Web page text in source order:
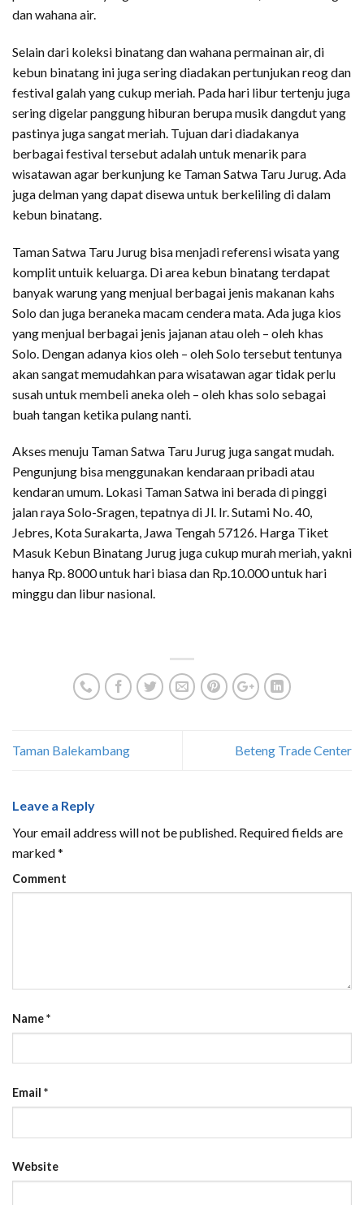
permainan anak yang terdiri dari kereta mini, kolam renang
Selain dari koleksi binatang dan wahana permainan air, di
kebun binatang ini juga sering diadakan pertunjukan reog dan
festival galah yang cukup meriah. Pada hari libur tertenju juga
sering digelar panggung hiburan berupa musik dangdut yang
pastinya juga sangat meriah. Tujuan dari diadakanya
berbagai festival tersebut adalah untuk menarik para
wisatawan agar berkunjung ke Taman Satwa Taru Jurug. Ada
juga delman yang dapat disewa untuk berkeliling di dalam
kebun binatang.
Taman Satwa Taru Jurug bisa menjadi referensi wisata yang
komplit untuik keluarga. Di area kebun binatang terdapat
banyak warung yang menjual berbagai jenis makanan kahs
Solo dan juga beraneka macam cendera mata. Ada juga kios
yang menjual berbagai jenis jajanan atau oleh – oleh khas
Solo. Dengan adanya kios oleh – oleh Solo tersebut tentunya
akan sangat memudahkan para wisatawan agar tidak perlu
susah untuk membeli aneka oleh – oleh khas solo sebagai
buah tangan ketika pulang nanti.
Akses menuju Taman Satwa Taru Jurug juga sangat mudah.
Pengunjung bisa menggunakan kendaraan pribadi atau
kendaran umum. Lokasi Taman Satwa ini berada di pinggi
jalan raya Solo-Sragen, tepatnya di Jl. Ir. Sutami No. 40,
Jebres, Kota Surakarta, Jawa Tengah 57126. Harga Tiket
Masuk Kebun Binatang Jurug juga cukup murah meriah, yakni
hanya Rp. 8000 untuk hari biasa dan Rp.10.000 untuk hari
Leave a Reply
Your email address will not be published.
Required fields are
Comment
Name*
Email*
Website